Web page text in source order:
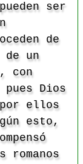
ser
de
un
con
Dios
por ellos
esto,